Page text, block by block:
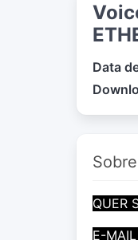
Data
QUER
E-MAIL